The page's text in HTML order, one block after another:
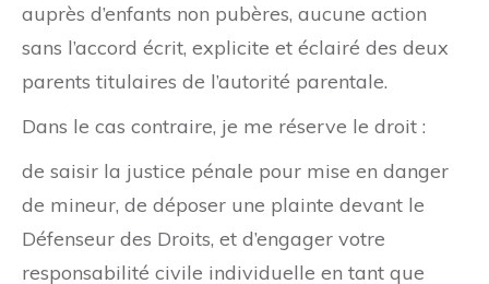
auprès d’enfants non pubères, aucune action
sans l’accord écrit, explicite et éclairé des deux
parents titulaires de l’autorité parentale.
Dans le cas contraire, je me réserve le droit :
de saisir la justice pénale pour mise en danger
de mineur, de déposer une plainte devant le
Défenseur des Droits, et d’engager votre
responsabilité civile individuelle en tant que